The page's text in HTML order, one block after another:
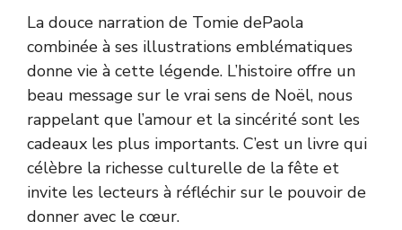
La douce narration de Tomie dePaola
combinée à ses illustrations emblématiques
donne vie à cette légende. L’histoire offre un
beau message sur le vrai sens de Noël, nous
rappelant que l’amour et la sincérité sont les
cadeaux les plus importants. C’est un livre qui
célèbre la richesse culturelle de la fête et
invite les lecteurs à réfléchir sur le pouvoir de
donner avec le cœur.